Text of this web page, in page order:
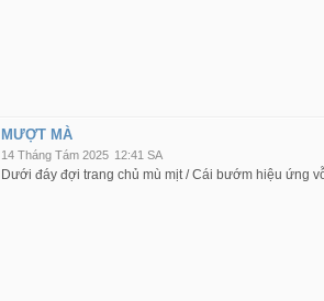
MƯỢT MÀ
14 Tháng Tám 2025 12:41 SA
Dưới đáy đợi trang chủ mù mịt / Cái bướm hiệu ứng